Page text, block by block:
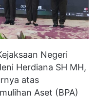
Negeri
Herdiana SH MH,
atas
Aset (BPA)